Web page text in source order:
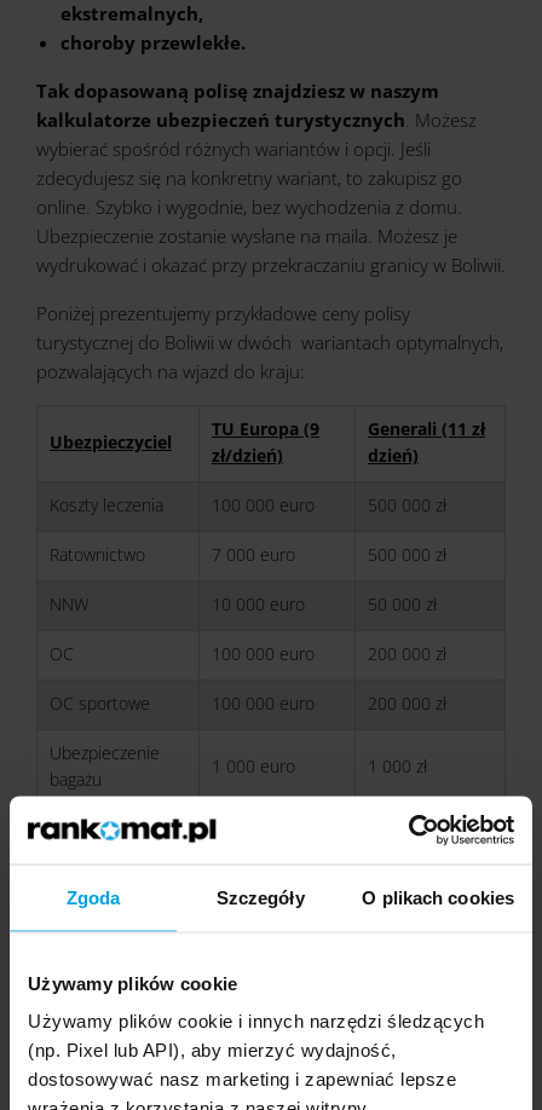
Zgoda Szczegóły O plikach cookies
Używamy plików cookie
Używamy plików cookie i innych narzędzi śledzących
(np. Pixel lub API), aby mierzyć wydajność,
dostosowywać nasz marketing i zapewniać lepsze
ekstremalnych,
choroby przewlekłe.
Tak dopasowaną polisę znajdziesz w naszym
kalkulatorze ubezpieczeń turystycznych. Możesz
wybierać spośród różnych wariantów i opcji. Jeśli
zdecydujesz się na konkretny wariant, to zakupisz go
online. Szybko i wygodnie, bez wychodzenia z domu.
Ubezpieczenie zostanie wysłane na maila. Możesz je
wydrukować i okazać przy przekraczaniu granicy w Boliwii.
Poniżej prezentujemy przykładowe ceny polisy
turystycznej do Boliwii w dwóch wariantach optymalnych,
pozwalających na wjazd do kraju:
Ubezpieczyciel
TU Europa (9
zł/dzień)
Generali (11 zł
dzień)
Koszty leczenia 100 000 euro 500 000 zł
Ratownictwo 7 000 euro 500 000 zł
NNW 10 000 euro 50 000 zł
OC 100 000 euro 200 000 zł
OC sportowe 100 000 euro 200 000 zł
Ubezpieczenie
bagażu
1 000 euro 1 000 zł
Ubezpieczenie
+
Sporty objęte
polisą
-
Źródło: rankomat.pl
Poza tym ubezpieczenie turystyczne do Boliwii
powinno zapewniać: